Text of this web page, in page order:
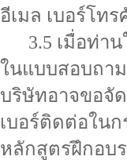
อีเมล เบอร์โท
3.5 เมื่อท่าน
ในแบบสอบถา
บริษัทอาจขอจั
เบอร์ติดต่อในก
หลักสูตรฝึกอบ